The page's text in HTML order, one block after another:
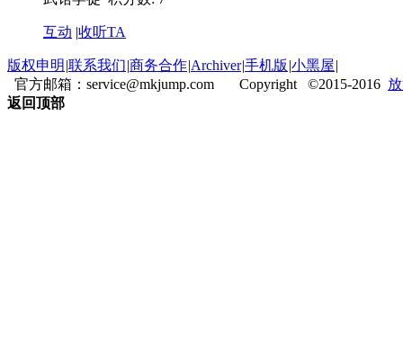
互动 |收听TA
版权申明 |联系我们|商务合作|Archiver|手机版 |小黑屋|
官方邮箱：service@mkjump.com Copyright ©2015-2016
返回顶部